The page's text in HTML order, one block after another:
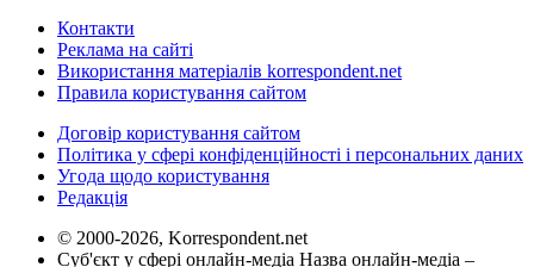
Контакти
Реклама на сайті
Використання матеріалів korrespondent.net
Правила користування сайтом
Договір користування сайтом
Політика у сфері конфіденційності і персональних даних
Угода щодо користування
Редакція
© 2000-2026, Korrespondent.net
Суб'єкт у сфері онлайн-медіа Назва онлайн-медіа –